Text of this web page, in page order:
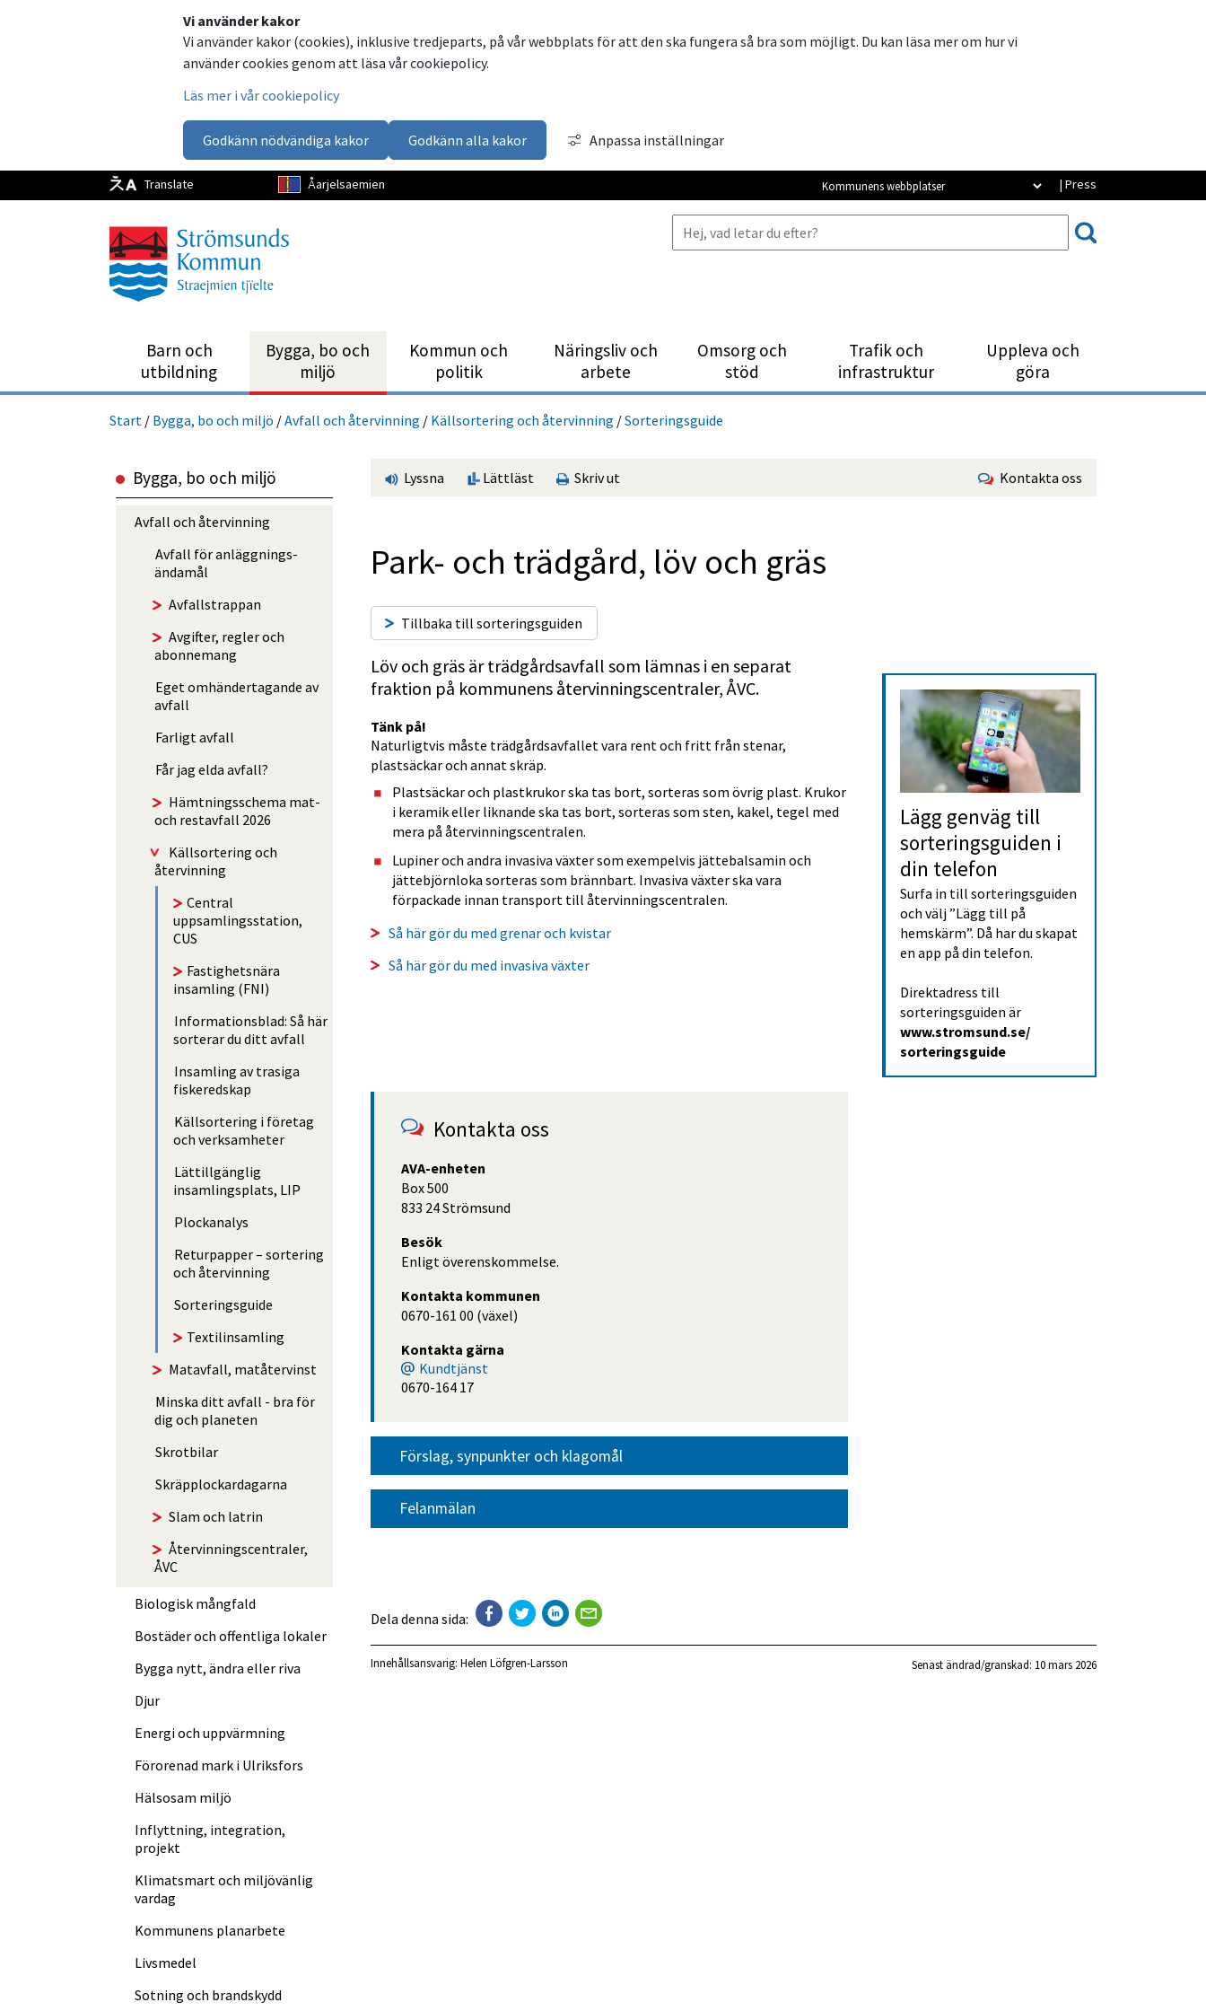
Vi använder kakor
Vi använder kakor (cookies), inklusive tredjeparts, på vår webbplats för att den ska fungera så bra som möjligt. Du kan läsa mer om hur vi
använder cookies genom att läsa vår cookiepolicy.
Läs mer i vår cookiepolicy
Godkänn nödvändiga kakor Godkänn alla kakor Anpassa inställningar
Translate Åarjelsaemien | Press
Kommunens webbplatser
Barn och
utbild­ning
Bygga, bo och
miljö
Kommun och
politik
Närings­liv och
arbete
Omsorg och
stöd
Trafik och
infrastruktur
Uppleva och
göra
Start / Bygga, bo och miljö /Avfall och återvinning / Käll­sorte­ring och återvinning /Sorterings­guide
Lyssna Lättläst Skriv ut Kontakta oss
Park- och trädgård, löv och gräs
Tillbaka till sorteringsguiden
Löv och gräs är trädgårdsavfall som lämnas i en separat
fraktion på kommunens återvinningscentraler, ÅVC.
Tänk på!
Naturligtvis måste trädgårdsavfallet vara rent och fritt från stenar,
plastsäckar och annat skräp.
Plastsäckar och plastkrukor ska tas bort, sorteras som övrig plast. Krukor
i keramik eller liknande ska tas bort, sorteras som sten, kakel, tegel med
mera på återvinningscentralen.
Lupiner och andra invasiva växter som exempelvis jättebalsamin och
jättebjörnloka sorteras som brännbart. Invasiva växter ska vara
förpackade innan transport till återvinningscentralen.
Så här gör du med grenar och kvistar
Så här gör du med invasiva växter
Lägg genväg till
sorterings­guiden i
din telefon
Surfa in till sorteringsguiden
och välj ”Lägg till på
hemskärm”. Då har du skapat
en app på din telefon.
Direktadress till
www.stromsund.se/
sorteringsguide
Kontakta oss
AVA-enheten
Box 500
833 24 Strömsund
Besök
Enligt överenskommelse.
Kontakta kommunen
0670-161 00 (växel)
Kontakta gärna
Kundtjänst
0670-164 17
Förslag, synpunkter och klagomål
Felanmälan
Dela denna sida:
Innehållsansvarig: Helen Löfgren-Larsson Senast ändrad/granskad: 10 mars 2026
Bygga, bo och miljö
Avfall och återvinning
Avfall för anlägg­nings­
ändamål
Avfalls­trappan
Avgifter, regler och
abonnemang
Eget omhänder­tagande av
avfall
Farligt avfall
Får jag elda avfall?
Hämtningsschema mat-
och restavfall 2026
Käll­sorte­ring och
återvinning
Central
uppsamlingsstation,
CUS
Fastighetsnära
insamling (FNI)
Informationsblad: Så här
sorterar du ditt avfall
Insamling av trasiga
fiskeredskap
Källsortering i företag
och verksamheter
Lättillgänglig
insamlingsplats, LIP
Plockanalys
Returpapper – sortering
och återvinning
Sorterings­guide
Textilinsamling
Matavfall, matåtervinst
Minska ditt avfall - bra för
dig och planeten
Skrotbilar
Skräp­­plockar­­dagarna
Slam och latrin
Åter­vin­nings­centraler,
ÅVC
Biologisk mångfald
Bostäder och offentliga lokaler
Bygga nytt, ändra eller riva
Djur
Energi och uppvärmning
Förorenad mark i Ulriksfors
Hälsosam miljö
Inflyttning, integration,
projekt
Klimatsmart och miljövänlig
vardag
Kommunens planarbete
Livsmedel
Sotning och brandskydd